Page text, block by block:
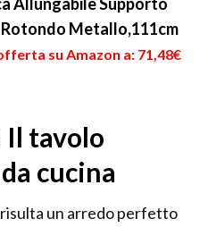
Metallo,111cm
su Amazon a: 71,48€
Il tavolo
cucina
risulta un arredo perfetto